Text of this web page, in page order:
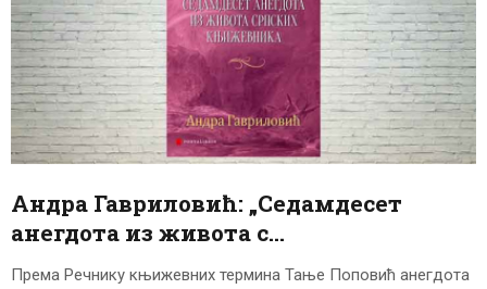
Андра Гавриловић: „Седамдесет
анегдота из живота с…
Према Речнику књижевних термина Тање Поповић анегдота